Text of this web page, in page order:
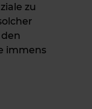
zu
immens